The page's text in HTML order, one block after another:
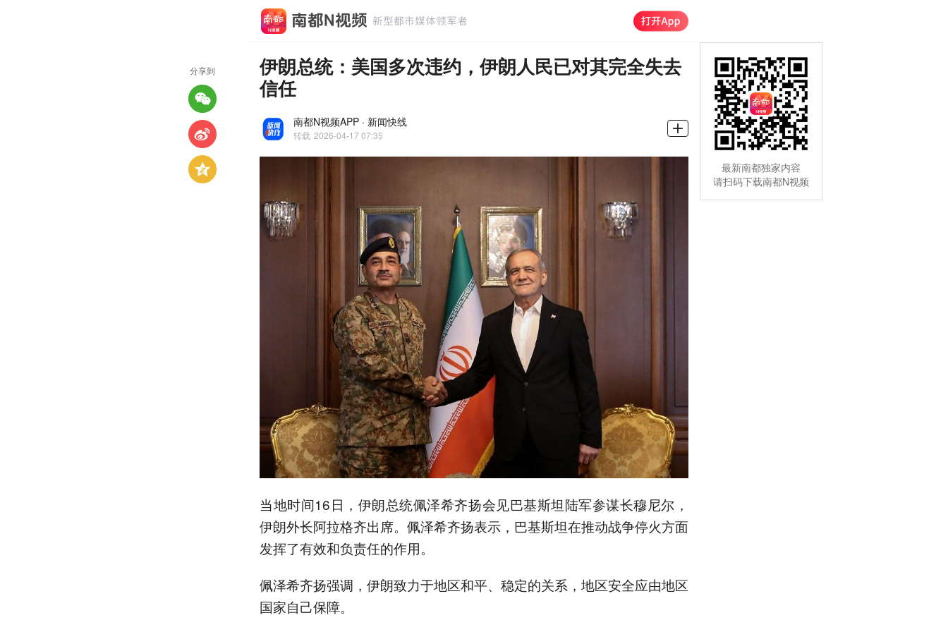
伊朗总统：美国多次违约，伊朗人民已对其完全失去
信任
南都N视频APP · 新闻快线
转载 2026-04-17 07:35
当地时间16日，伊朗总统佩泽希齐扬会见巴基斯坦陆军参谋长穆尼尔，
伊朗外长阿拉格齐出席。佩泽希齐扬表示，巴基斯坦在推动战争停火方面
发挥了有效和负责任的作用。
佩泽希齐扬强调，伊朗致力于地区和平、稳定的关系，地区安全应由地区
国家自己保障。
分享到
最新南都独家内容
请扫码下载南都N视频